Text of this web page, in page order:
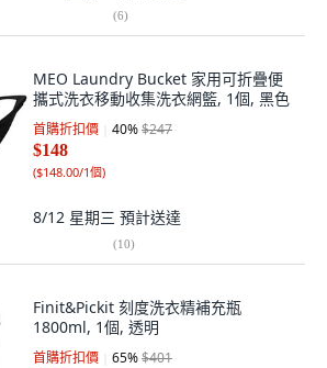
(6)
MEO Laundry Bucket 家用可折疊便
攜式洗衣移動收集洗衣網籃, 1個, 黑色
首購折扣價 40%$247
$148
($148.00/1個)
8/12 星期三 預計送達
(10)
Finit&Pickit 刻度洗衣精補充瓶
1800ml, 1個, 透明
首購折扣價 65%$401